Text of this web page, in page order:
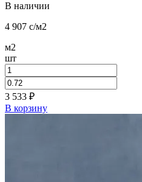
В наличии
4 907 c/м2
м2
шт
3 533 ₽
В корзину